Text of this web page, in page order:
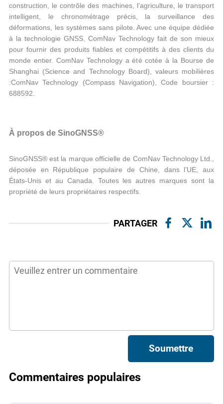
construction, le contrôle des machines, l’agriculture, le transport
intelligent, le chronométrage précis, la surveillance des
déformations, les systèmes sans pilote. Avec une équipe dédiée
à la technologie GNSS, ComNav Technology fait de son mieux
pour fournir des produits fiables et compétitifs à des clients du
monde entier. ComNav Technology a été cotée à la Bourse de
Shanghai (Science and Technology Board), valeurs mobilières
:ComNav Technology (Compass Navigation), Code boursier :
688592.
À propos de SinoGNSS®
SinoGNSS® est la marque officielle de ComNav Technology Ltd.,
déposée en République populaire de Chine, dans l’UE, aux
États-Unis et au Canada. Toutes les autres marques sont la
propriété de leurs propriétaires respectifs.
PARTAGER
Soumettre
Commentaires populaires